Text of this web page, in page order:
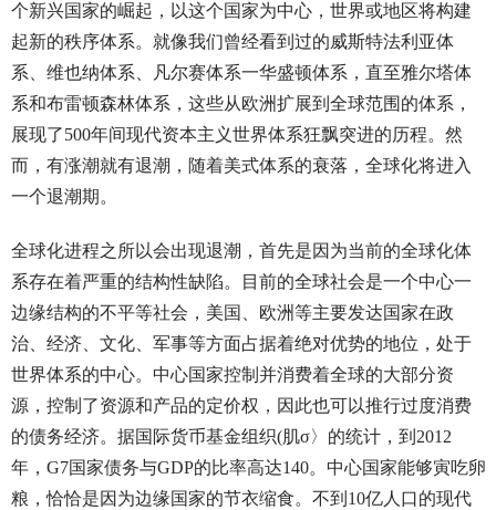
个新兴国家的崛起，以这个国家为中心，世界或地区将构建
起新的秩序体系。就像我们曾经看到过的威斯特法利亚体
系、维也纳体系、凡尔赛体系一华盛顿体系，直至雅尔塔体
系和布雷顿森林体系，这些从欧洲扩展到全球范围的体系，
展现了500年间现代资本主义世界体系狂飘突进的历程。然
而，有涨潮就有退潮，随着美式体系的衰落，全球化将进入
一个退潮期。
全球化进程之所以会出现退潮，首先是因为当前的全球化体
系存在着严重的结构性缺陷。目前的全球社会是一个中心一
边缘结构的不平等社会，美国、欧洲等主要发达国家在政
治、经济、文化、军事等方面占据着绝对优势的地位，处于
世界体系的中心。中心国家控制并消费着全球的大部分资
源，控制了资源和产品的定价权，因此也可以推行过度消费
的债务经济。据国际货币基金组织(肌σ〉的统计，到2012
年，G7国家债务与GDP的比率高达140。中心国家能够寅吃卵
粮，恰恰是因为边缘国家的节衣缩食。不到10亿人口的现代